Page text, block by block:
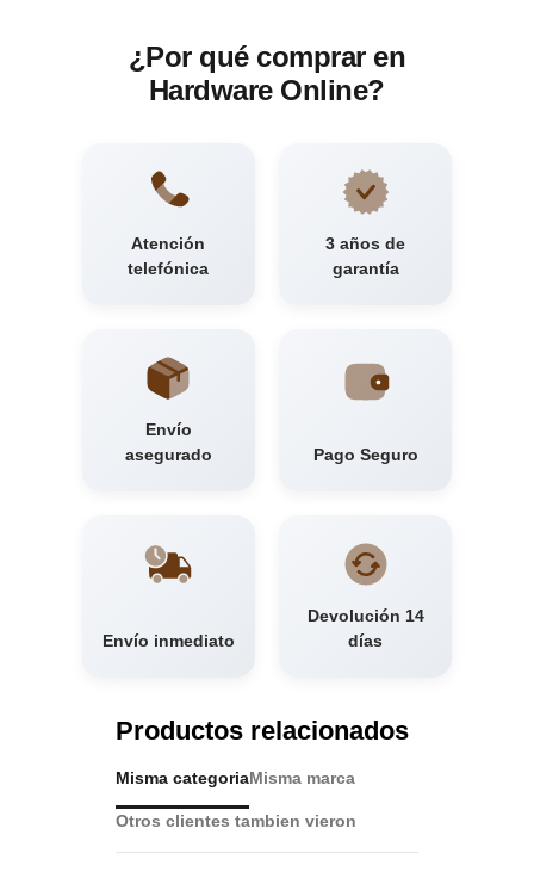
¿Por qué comprar en
Hardware Online?
Atención
telefónica
3 años de
garantía
Envío
asegurado
Pago Seguro
Envío inmediato
Devolución 14
días
Productos relacionados
Misma categoriaMisma marca
Otros clientes tambien vieron